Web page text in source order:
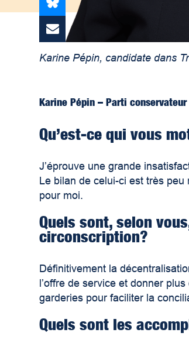
Karine Pépin, candidate dans
Karine Pépin – Parti
Qu’est-ce qui vous
J’éprouve une grande
Le bilan de celui-ci est très
pour moi.
Quels sont, selon
circonscription?
Définitivement la
l’offre de service et donner
garderies pour faciliter la
Quels sont les